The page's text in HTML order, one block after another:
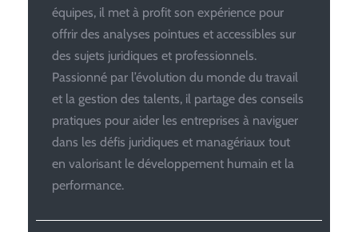
équipes, il met à profit son expérience pour
offrir des analyses pointues et accessibles sur
des sujets juridiques et professionnels.
Passionné par l’évolution du monde du travail
et la gestion des talents, il partage des conseils
pratiques pour aider les entreprises à naviguer
dans les défis juridiques et managériaux tout
en valorisant le développement humain et la
performance.